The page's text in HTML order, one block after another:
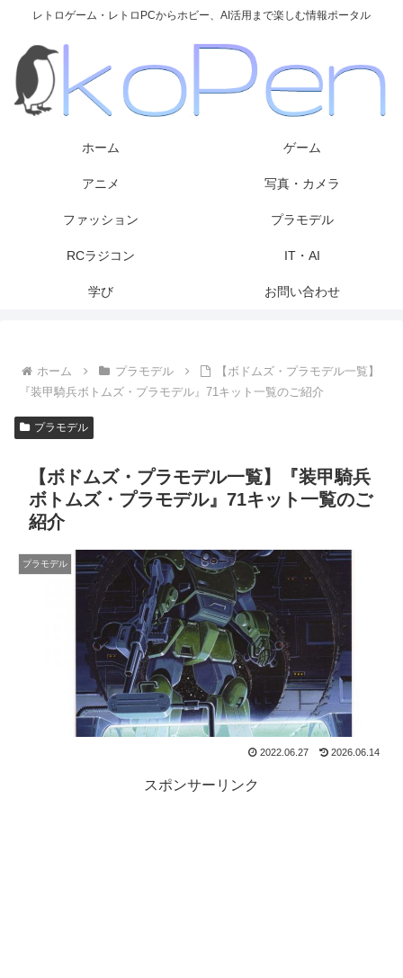
レトロゲーム・レトロPCからホビー、AI活用まで楽しむ情報ポータル
ホーム ゲーム
アニメ 写真・カメラ
ファッション プラモデル
RCラジコン IT・AI
学び お問い合わせ
ホーム プラモデル
【ボドムズ・プラモデル一覧】
『装甲騎兵ボトムズ・プラモデル』71キット一覧のご紹介
プラモデル
【ボドムズ・プラモデル一覧】『装甲騎兵
ボトムズ・プラモデル』71キット一覧のご
紹介
プラモデル
2022.06.27 2026.06.14
スポンサーリンク